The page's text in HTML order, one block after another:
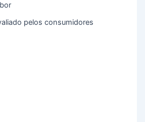
pelos consumidores